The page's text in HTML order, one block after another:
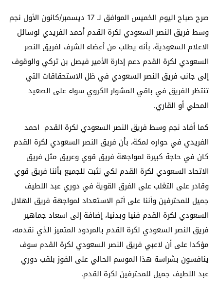
صرح صباح اليوم الخميس الموافق لـ 17 ديسمبر/كانون الأول نجم
وسط فريق النصر السعودي لكرة القدم أحمد الفريدي لوسائل
الاعلام السعودية، بأنه يطلب من أعضاء الشرف لفريق النصر
السعودي لكرة القدم دعم إدارة الأمير فيصل بن تركي والوقوف
إلى جانب فريق النصر السعودي في ظل الاستحقاقات التي
تنتظر الفريق في باقي المشوار الكروي سواء على الصعيد
المحلي أو القاري.
كما أفاد نجم وسط فريق النصر السعودي لكرة القدم احمد
الفريدي في حواره لمكة، بأن فريق النصر السعودي لكرة القدم
كان في حاجة كبيرة لمواجهة فريق قوي وعريق مثل فريق
الاتحاد السعودي لكرة القدم لكي نثبت للجميع بأننا فريق قوي
وقادر على التغلب على الفرق القوية في دوري عبد اللطيف
جميل للمحترفين وأننا على أتم الاستعداد لمواجهة فريق الهلال
السعودي لكرة القدم فنيا وبدنيا، إضافة إلى اسعاد جماهير
فريق النصر السعودي لكرة القدم بالمردود المتميز الذي نقدمه،
مؤكدا على أن لاعبي فريق النصر السعودي لكرة القدم سوف
ينافسون بشراسة هذا الموسم الحالي على الفوز بلقب دوري
عبد اللطيف جميل للمحترفين لكرة القدم.